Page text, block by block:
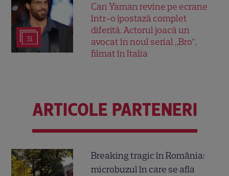
31
Can Yaman revine pe ecrane
într-o ipostază complet
diferită. Actorul joacă un
avocat în noul serial „Bro”,
filmat în Italia
ARTICOLE PARTENERI
Breaking tragic în România:
microbuzul în care se afla